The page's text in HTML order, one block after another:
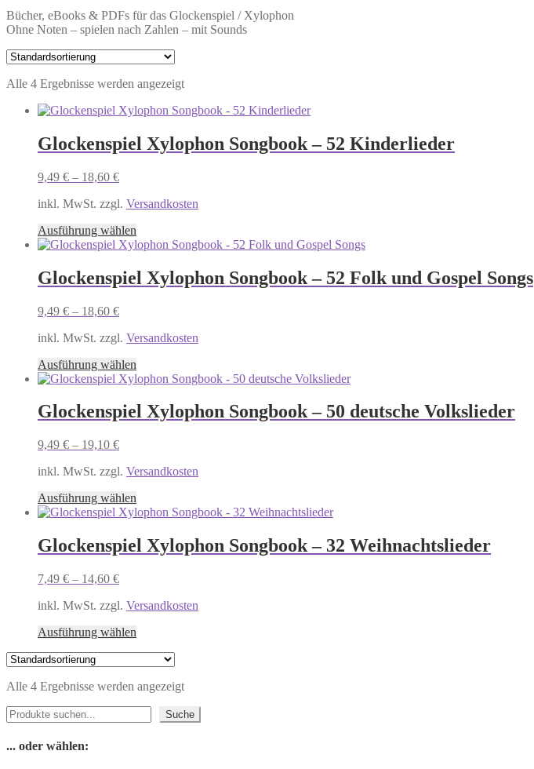
Bücher, eBooks & PDFs für das Glockenspiel / Xylophon
Ohne Noten – spielen nach Zahlen – mit Sounds
Alle 4 Ergebnisse werden angezeigt
Glockenspiel Xylophon Songbook – 52 Kinderlieder
9,49 € – 18,60 €
inkl. MwSt. zzgl. Versandkosten
Ausführung wählen
Produkt
mehrere
Varianten
können
der
Produktseite
werden
Glockenspiel Xylophon Songbook – 52 Folk und Gospel Songs
9,49 € – 18,60 €
inkl. MwSt. zzgl. Versandkosten
Ausführung wählen
Produkt
mehrere
Varianten
können
der
Produktseite
werden
Glockenspiel Xylophon Songbook – 50 deutsche Volkslieder
9,49 € – 19,10 €
inkl. MwSt. zzgl. Versandkosten
Ausführung wählen
Produkt
mehrere
Varianten
können
der
Produktseite
gewählt
werden
Glockenspiel Xylophon Songbook – 32 Weihnachtslieder
7,49 € – 14,60 €
inkl. MwSt. zzgl. Versandkosten
Ausführung wählen
Varianten
Alle 4 Ergebnisse werden angezeigt
Suchen
Suche
... oder wählen: